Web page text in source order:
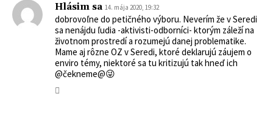
Hlásim sa 14. mája 2020, 19:32
dobrovoľne do petičného výboru. Neverím že v Seredi
sa nenájdu ľudia -aktivisti-odborníci- ktorým záleží na
životnom prostredí a rozumejú danej problematike.
Mame aj rôzne OZ v Seredi, ktoré deklarujú záujem o
enviro témy, niektoré sa tu kritizujú tak hneď ich
@čekneme@😜